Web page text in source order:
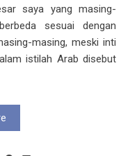
saya yang masing-
sesuai dengan
masing, meski inti
istilah Arab disebut